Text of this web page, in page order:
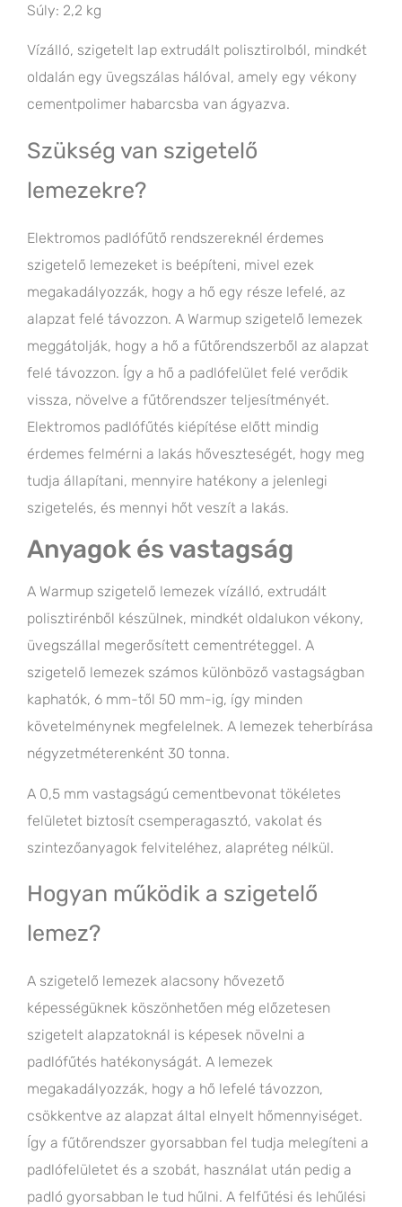
Súly: 2,2 kg
Vízálló, szigetelt lap extrudált polisztirolból, mindkét
oldalán egy üvegszálas hálóval, amely egy vékony
cementpolimer habarcsba van ágyazva.
Szükség van szigetelő
lemezekre?
Elektromos padlófűtő rendszereknél érdemes
szigetelő lemezeket is beépíteni, mivel ezek
megakadályozzák, hogy a hő egy része lefelé, az
alapzat felé távozzon. A Warmup szigetelő lemezek
meggátolják, hogy a hő a fűtőrendszerből az alapzat
felé távozzon. Így a hő a padlófelület felé verődik
vissza, növelve a fűtőrendszer teljesítményét.
Elektromos padlófűtés kiépítése előtt mindig
érdemes felmérni a lakás hőveszteségét, hogy meg
tudja állapítani, mennyire hatékony a jelenlegi
szigetelés, és mennyi hőt veszít a lakás.
Anyagok és vastagság
A Warmup szigetelő lemezek vízálló, extrudált
polisztirénből készülnek, mindkét oldalukon vékony,
üvegszállal megerősített cementréteggel. A
szigetelő lemezek számos különböző vastagságban
kaphatók, 6 mm-től 50 mm-ig, így minden
követelménynek megfelelnek. A lemezek teherbírása
négyzetméterenként 30 tonna.
A 0,5 mm vastagságú cementbevonat tökéletes
felületet biztosít csemperagasztó, vakolat és
szintezőanyagok felviteléhez, alapréteg nélkül.
Hogyan működik a szigetelő
lemez?
A szigetelő lemezek alacsony hővezető
képességüknek köszönhetően még előzetesen
szigetelt alapzatoknál is képesek növelni a
padlófűtés hatékonyságát. A lemezek
megakadályozzák, hogy a hő lefelé távozzon,
csökkentve az alapzat által elnyelt hőmennyiséget.
Így a fűtőrendszer gyorsabban fel tudja melegíteni a
padlófelületet és a szobát, használat után pedig a
padló gyorsabban le tud hűlni. A felfűtési és lehűlési